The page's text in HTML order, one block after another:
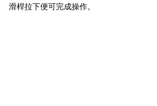
滑桿拉下便可完成操作。